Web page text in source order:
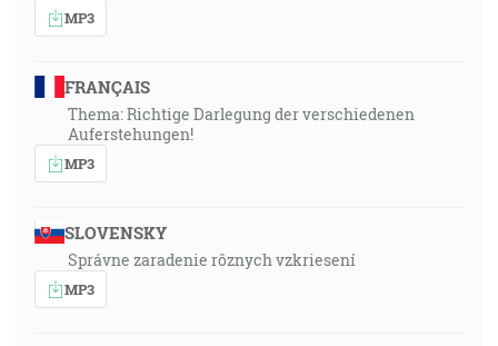
MP3
FRANÇAIS
Thema: Richtige Darlegung der verschiedenen
Auferstehungen!
MP3
SLOVENSKY
Správne zaradenie rôznych vzkriesení
MP3